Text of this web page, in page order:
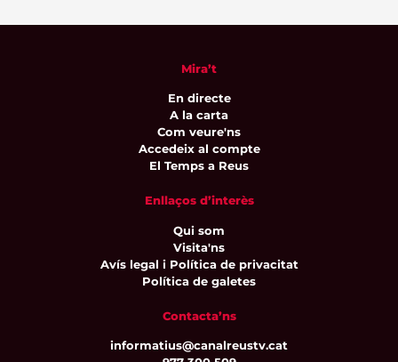
Mira’t
En directe
A la carta
Com veure'ns
Accedeix al compte
El Temps a Reus
Enllaços d’interès
Qui som
Visita'ns
Avís legal i Política de privacitat
Política de galetes
Contacta’ns
informatius@canalreustv.cat